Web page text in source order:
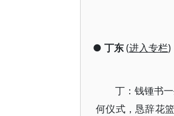
● 丁东(进入专栏)
丁：钱锺书
何仪式，恳辞花